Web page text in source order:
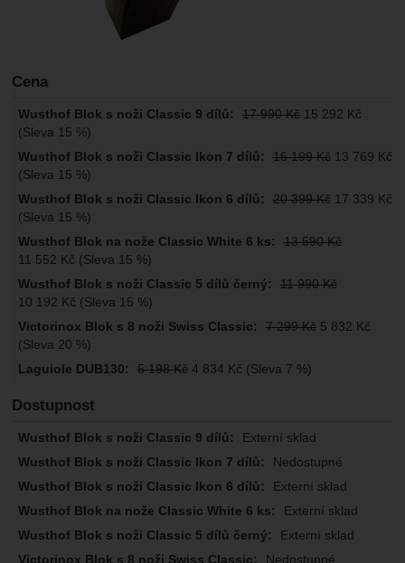
Cena
17 990Kč15 292 Kč
(Sleva 15 %)
16 199Kč13 769 Kč
(Sleva 15 %)
20 399Kč17 339 Kč
(Sleva 15 %)
13 590Kč
11 552 Kč (Sleva 15 %)
11 990Kč
10 192 Kč (Sleva 15 %)
7 299Kč5 832 Kč
(Sleva 20 %)
5 198Kč4 834 Kč (Sleva 7 %)
Dostupnost
Externí sklad
Nedostupné
Externí sklad
Externí sklad
Externí sklad
Nedostupné